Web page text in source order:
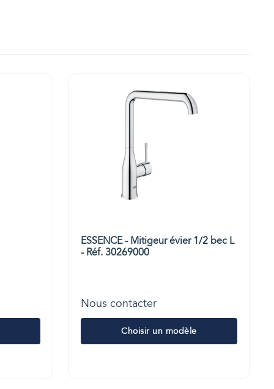
ESSENCE - Mitigeur évier 1/2 bec L
- Réf. 30269000
Nous contacter
Choisir un modèle